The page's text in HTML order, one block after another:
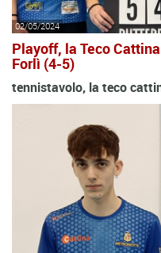
02/05/2024
Playoff, la Teco
Forlì (4-5)
tennistavolo, la teco